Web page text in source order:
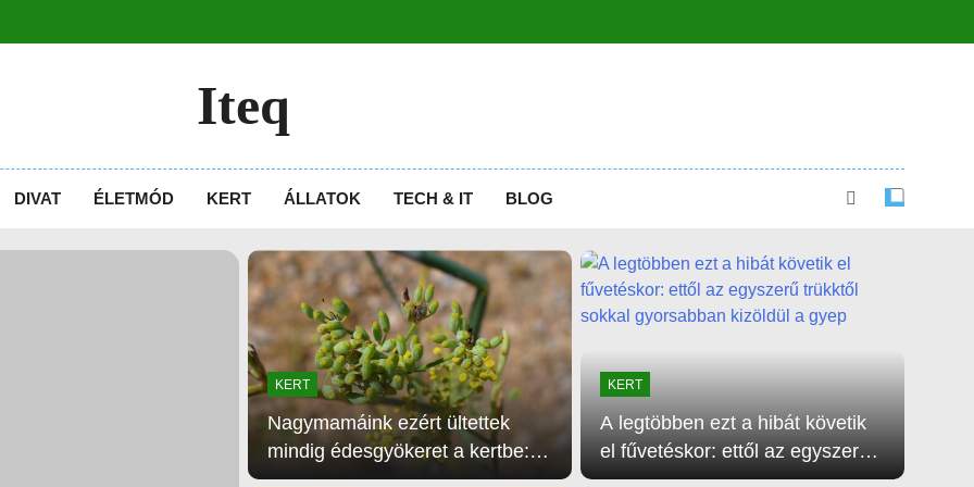
Iteq
DIVAT ÉLETMÓD KERT ÁLLATOK TECH & IT BLOG
KERT
Nagymamáink ezért ültettek
mindig édesgyökeret a kertbe:
ma már kevesen ismerik ezt a
KERT
A legtöbben ezt a hibát követik
el fűvetéskor: ettől az egyszerű
trükktől sokkal gyorsabban